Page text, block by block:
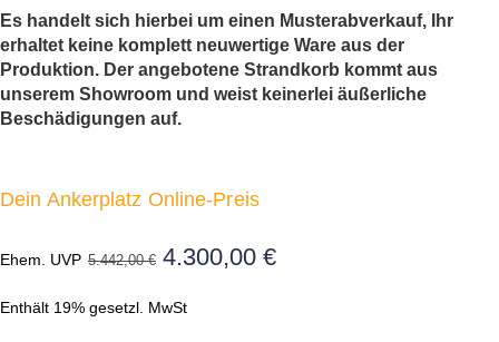
Es handelt sich hierbei um einen Musterabverkauf, Ihr
erhaltet keine komplett neuwertige Ware aus der
Produktion. Der angebotene Strandkorb kommt aus
unserem Showroom und weist keinerlei äußerliche
Beschädigungen auf.
Dein Ankerplatz Online-Preis
Ehem. UVP 5.442,00€ Ursprünglicher
4.300,00 €
Enthält 19% gesetzl. MwSt